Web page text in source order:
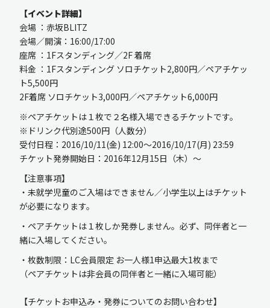
OFFICIAL GOODS
【イベント詳細】
会場 ：赤坂BLITZ
会場／開演：16:00/17:00
座席 ：1Fスタンディング／2F 着席
料金 ：1Fスタンディング ソロチケット2,800円／ペアチケッ
ト5,500円
2F着席 ソロチケット3,000円／ペアチケット6,000円
※ペアチケットは１枚で２名様入場できるチケットです。
※ドリンク代別途500円（人数分）
受付日程：2016/10/11(金) 12:00～2016/10/17(月) 23:59
チケット発券開始日：2016年12月15日（木）～
【注意事項】
・未就学児童のご入場はできません／小学生以上はチケット
が必要になります。
・ペアチケットは１枚しか発券しません。必ず、同伴者と一
緒に入場してください。
・枚数制限：LC会員限定 お一人様1申込最大1枚まで
（ペアチケットは非会員の同伴者と一緒に入場可能）
【チケットお申込み・発券についてのお問い合わせ】